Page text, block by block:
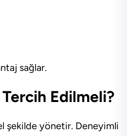
sağlar.
Edilmeli?
şekilde yönetir. Deneyimli